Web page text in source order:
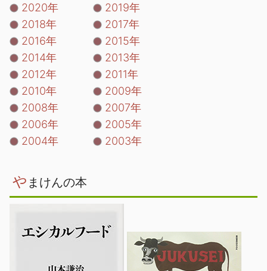
2020年
2019年
2018年
2017年
2016年
2015年
2014年
2013年
2012年
2011年
2010年
2009年
2008年
2007年
2006年
2005年
2004年
2003年
や まけんの本